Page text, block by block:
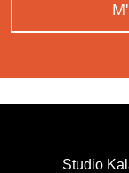
Studio